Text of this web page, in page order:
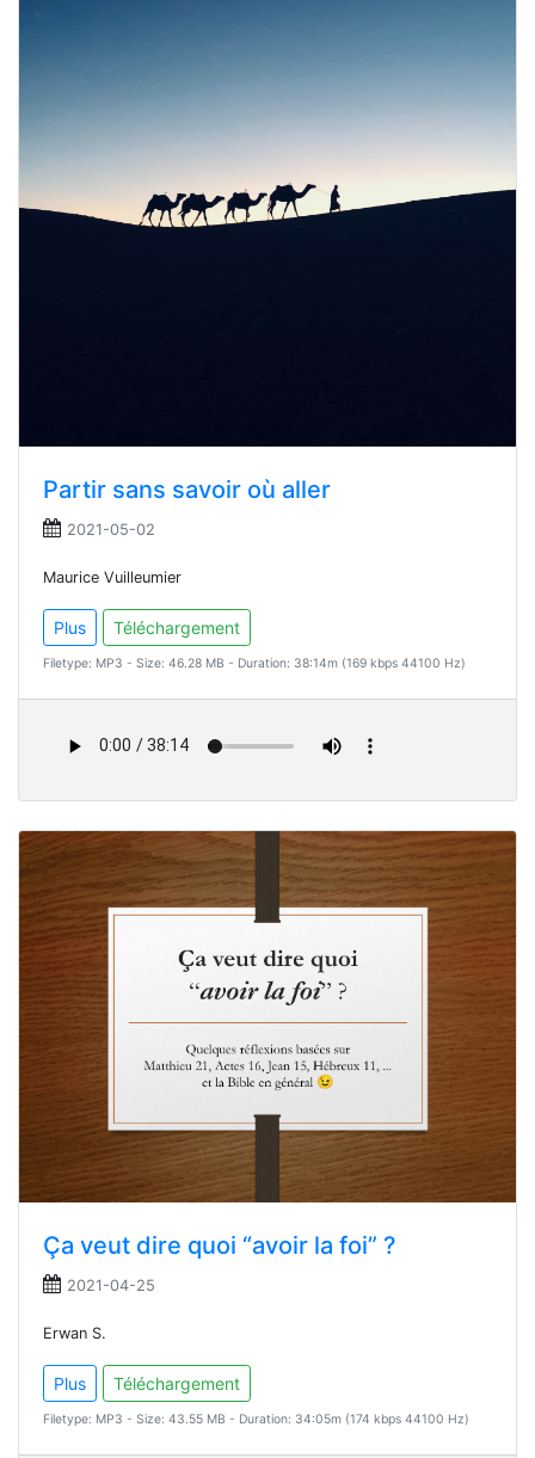
Partir sans savoir où aller
2021-05-02
Maurice Vuilleumier
Plus Téléchargement
Filetype: MP3 - Size: 46.28 MB - Duration: 38:14m (169 kbps 44100 Hz)
Ça veut dire quoi “avoir la foi” ?
2021-04-25
Erwan S.
Plus Téléchargement
Filetype: MP3 - Size: 43.55 MB - Duration: 34:05m (174 kbps 44100 Hz)